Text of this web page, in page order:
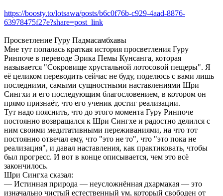
https://boosty.to/lotsawa/posts/b6c0f76b-c929-4aad-8876-
63978475f27e?share=post_link
Просветление Гуру Падмасамбхавы
Мне тут попалась краткая история просветления Гуру
Ринпоче в переводе Эрика Пемы Кунсанга, которая
называется "Сокровище хрустальной лотосовой пещеры". Я
её целиком переводить сейчас не буду, поделюсь с вами лишь
последними, самыми сущностными наставлениями Шри
Сингхи и его последующим благословением, в котором он
прямо признаёт, что его ученик достиг реализации.
Тут надо пояснить, что до этого момента Гуру Ринпоче
постоянно возвращался к Шри Сингхе и радостно делился с
ним своими медитативными переживаниями, на что тот
постоянно отвечал ему, что "это не то", что "это пока не
реализация", и давал наставления, как практиковать, чтобы
был прогресс. И вот в конце описывается, чем это всё
закончилось.
Шри Сингха сказал:
— Истинная природа — неусложнённая дхармакая — это
изначально чистый естественный ум, который свободен от